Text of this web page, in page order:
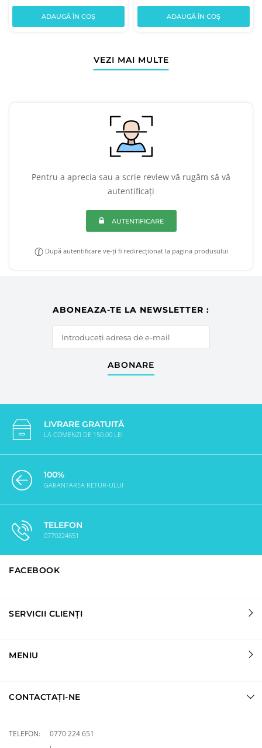
ADAUGĂ ÎN COȘ ADAUGĂ ÎN COȘ
VEZI MAI MULTE
Pentru a aprecia sau a scrie review vă rugăm să vă
autentificați
AUTENTIFICARE
După autentificare ve-ți fi redirecționat la pagina produsului
ABONEAZA-TE LA NEWSLETTER :
ABONARE
LIVRARE GRATUITĂ
LA COMENZI DE 150.00 LEI
100%
GARANTAREA RETUR-ULUI
TELEFON
0770224651
FACEBOOK
SERVICII CLIENȚI
MENIU
CONTACTAȚI-NE
TELEFON:
0770 224 651
,